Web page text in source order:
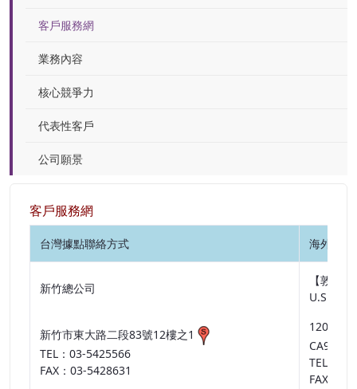
客戶服務網
業務內容
核心競爭力
代表性客戶
公司願景
客戶服務網
台灣據點聯絡方式 海外據
新竹總公司
新竹市東大路二段83號12樓之1
TEL：03-5425566
FAX：03-5428631
【敦陽
U.S.A
1209
TEL：1-
FAX：1-